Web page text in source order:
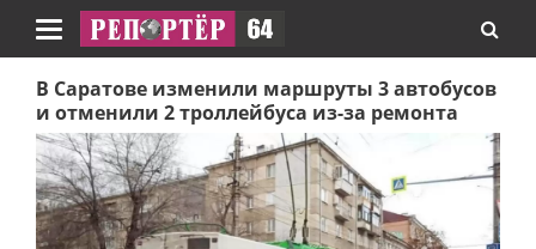
Навигация
В Саратове изменили маршруты 3 автобусов
и отменили 2 троллейбуса из-за ремонта